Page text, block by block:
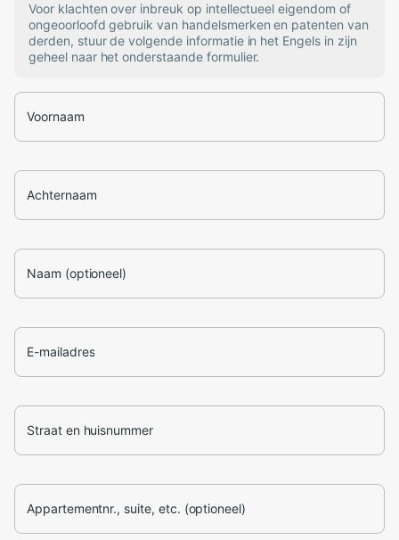
Voor klachten over inbreuk op intellectueel eigendom of
ongeoorloofd gebruik van handelsmerken en patenten van
derden, stuur de volgende informatie in het Engels in zijn
geheel naar het onderstaande formulier.
Voornaam
Achternaam
Naam (optioneel)
E-mailadres
Straat en huisnummer
Appartementnr., suite, etc. (optioneel)